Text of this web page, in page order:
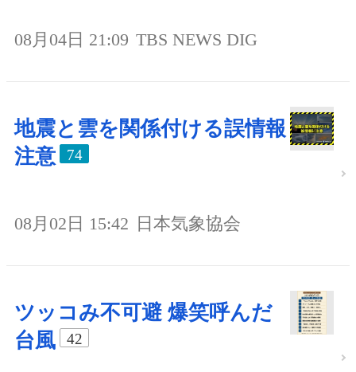
08月04日 21:09 TBS NEWS DIG
地震と雲を関係付ける誤情報
注意
74
08月02日 15:42 日本気象協会
ツッコみ不可避 爆笑呼んだ
台風
42